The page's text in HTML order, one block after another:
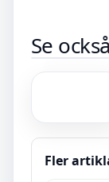
Se också
pajdeg med
potatis –
5’9” i cm –
Hur lång är
Fler